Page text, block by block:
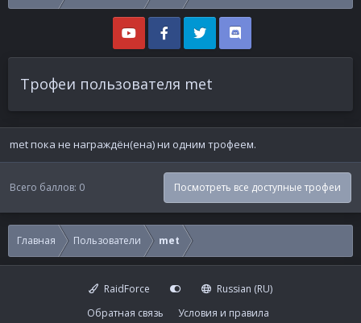
Трофеи пользователя met
met пока не награждён(ена) ни одним трофеем.
Всего баллов: 0 Посмотреть все доступные трофеи
Главная Пользователи met
RaidForce
Russian (RU)
Обратная связь
Условия и правила